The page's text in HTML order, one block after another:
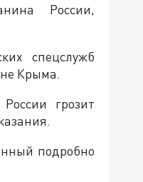
России,
спецслужб
Крыма.
грозит
подробно